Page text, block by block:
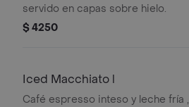
servido en capas sobre hielo.
$ 4250
Iced Macchiato l
Café espresso inteso y leche fría ,